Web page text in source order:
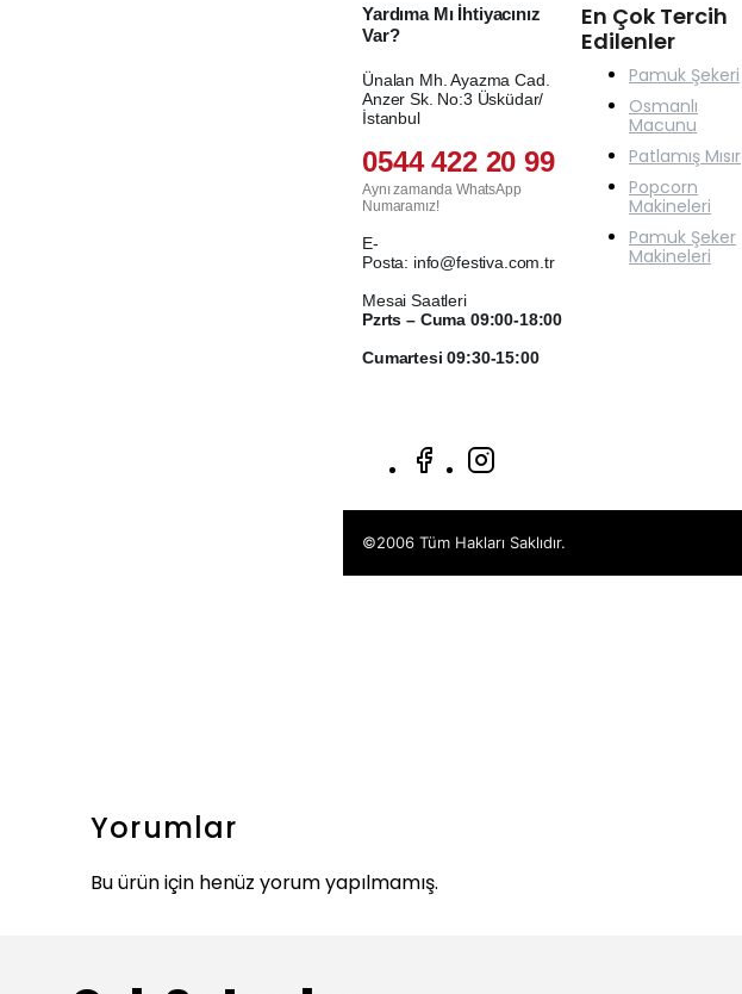
En Çok Tercih
Edilenler
Pamuk Şekeri
Osmanlı
Macunu
Patlamış Mısır
Popcorn
Makineleri
Pamuk Şeker
Makineleri
Yardıma Mı İhtiyacınız
Var?
Ünalan Mh. Ayazma Cad.
Anzer Sk. No:3 Üsküdar/
İstanbul
0544 422 20 99
Aynı zamanda WhatsApp
Numaramız!
E-
Posta: info@festiva.com.tr
Mesai Saatleri
Pzrts – Cuma 09:00-18:00
Cumartesi 09:30-15:00
©2006 Tüm Hakları Saklıdır.
Yorumlar
Bu ürün için henüz yorum yapılmamış.